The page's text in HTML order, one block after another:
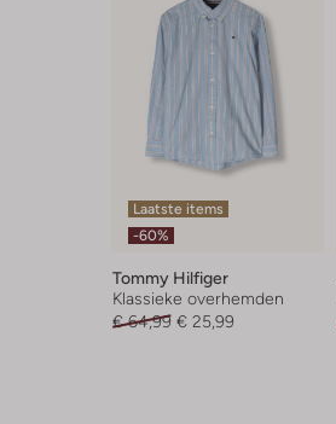
Laatste items
-60%
Tommy Hilfiger
Klassieke overhemden
€ 64,99 € 25,99